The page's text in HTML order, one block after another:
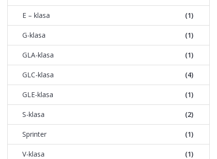
E – klasa (1)
G-klasa (1)
GLA-klasa (1)
GLC-klasa (4)
GLE-klasa (1)
S-klasa (2)
Sprinter (1)
V-klasa (1)